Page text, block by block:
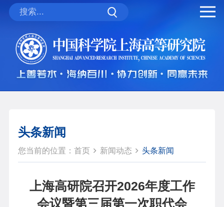
头条新闻
您当前的位置： 首页 新闻动态 头条新闻
上海高研院召开2026年度工作
会议暨第三届第一次职代会